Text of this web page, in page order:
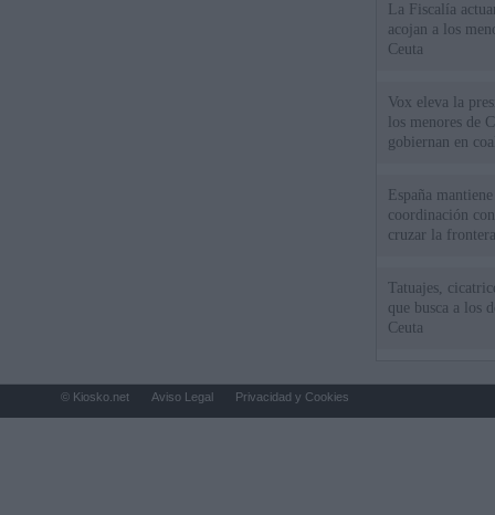
La Fiscalía
acojan a los
Ceuta
Vox eleva la
los menores de
gobiernan en
España
coordinación
cruzar la
Tatuajes,
que busca a los
Ceuta
© Kiosko.net Aviso Legal Privacidad y Cookies